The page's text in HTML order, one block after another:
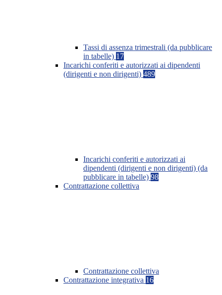
Tassi di assenza trimestrali (da pubblicare
in tabelle) 17
Incarichi conferiti e autorizzati ai dipendenti
(dirigenti e non dirigenti) 489
Incarichi conferiti e autorizzati ai
dipendenti (dirigenti e non dirigenti) (da
pubblicare in tabelle) 98
Contrattazione collettiva
Contrattazione collettiva
Contrattazione integrativa 16